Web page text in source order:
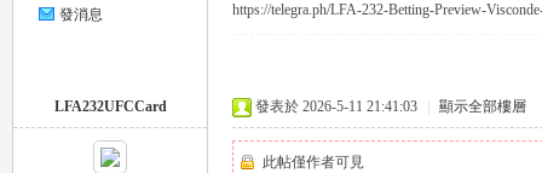
發消息 https://telegra.ph/LFA-232-Betting-Preview-
LFA232UFCCard 發表於 2026-5-11 21:41:03 顯示全部樓層
此帖僅作者可見